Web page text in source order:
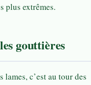
plus extrêmes.
gouttières
lames, c’est au tour des